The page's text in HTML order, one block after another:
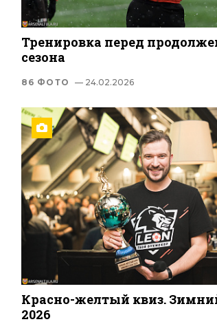
Тренировка перед
сезона
86 ФОТО — 24.02.2026
Красно-желтый квиз.
2026